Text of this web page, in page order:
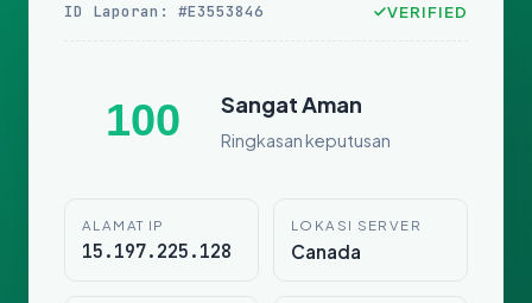
ID Laporan: #E3553846 VERIFIED
100 Sangat Aman
Ringkasan keputusan
ALAMAT IP
15.197.225.128
LOKASI SERVER
Canada